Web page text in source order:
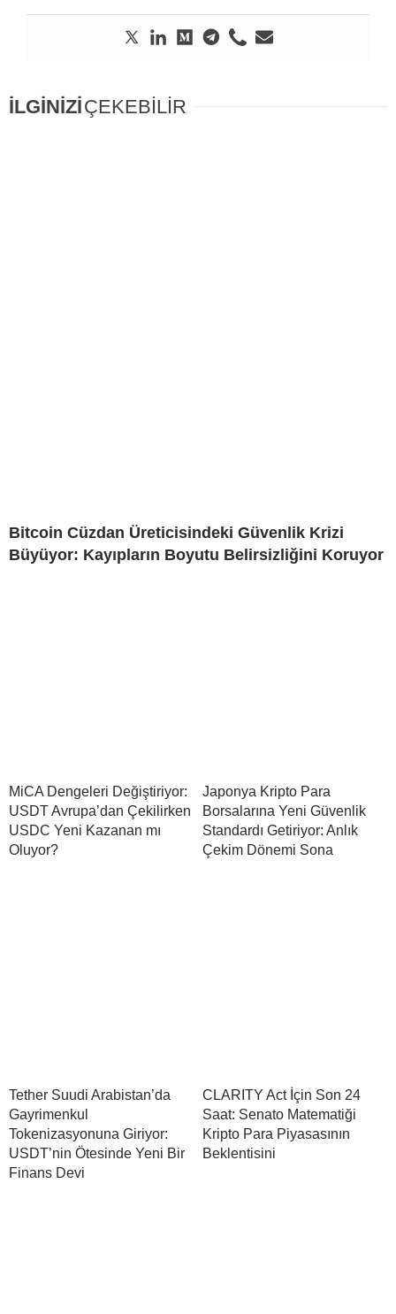
İLGİNİZİÇEKEBİLİR
Bitcoin Cüzdan Üreticisindeki Güvenlik Krizi
Büyüyor: Kayıpların Boyutu Belirsizliğini Koruyor
MiCA Dengeleri Değiştiriyor:
USDT Avrupa’dan Çekilirken
USDC Yeni Kazanan mı
Oluyor?
Japonya Kripto Para
Borsalarına Yeni Güvenlik
Standardı Getiriyor: Anlık
Çekim Dönemi Sona
Tether Suudi Arabistan’da
Gayrimenkul
Tokenizasyonuna Giriyor:
USDT’nin Ötesinde Yeni Bir
Finans Devi
CLARITY Act İçin Son 24
Saat: Senato Matematiği
Kripto Para Piyasasının
Beklentisini